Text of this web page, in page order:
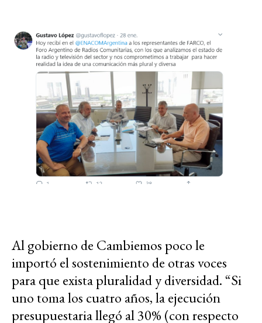
Al gobierno de Cambiemos poco le
importó el sostenimiento de otras voces
para que exista pluralidad y diversidad. “Si
uno toma los cuatro años, la ejecución
presupuestaria llegó al 30% (con respecto